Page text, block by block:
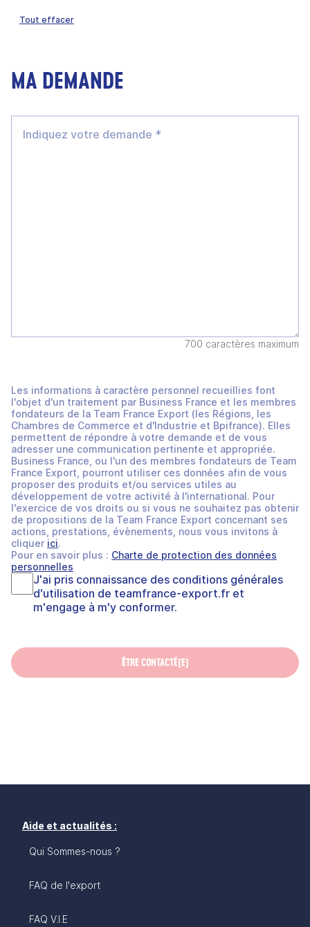
Tout effacer
MA DEMANDE
700 caractères maximum
Les informations à caractère personnel recueillies font
l'objet d'un traitement par Business France et les membres
fondateurs de la Team France Export (les Régions, les
Chambres de Commerce et d'Industrie et Bpifrance). Elles
permettent de répondre à votre demande et de vous
adresser une communication pertinente et appropriée.
Business France, ou l'un des membres fondateurs de Team
France Export, pourront utiliser ces données afin de vous
proposer des produits et/ou services utiles au
développement de votre activité à l'international. Pour
l'exercice de vos droits ou si vous ne souhaitez pas obtenir
de propositions de la Team France Export concernant ses
actions, prestations, évènements, nous vous invitons à
cliquer ici.
Pour en savoir plus : Charte de protection des données
personnelles
J'ai pris connaissance des conditions générales
d'utilisation de teamfrance-export.fr et
m'engage à m'y conformer.
ÊTRE CONTACTÉ(E)
Aide et actualités :
Qui Sommes-nous ?
FAQ de l'export
FAQ V.I.E